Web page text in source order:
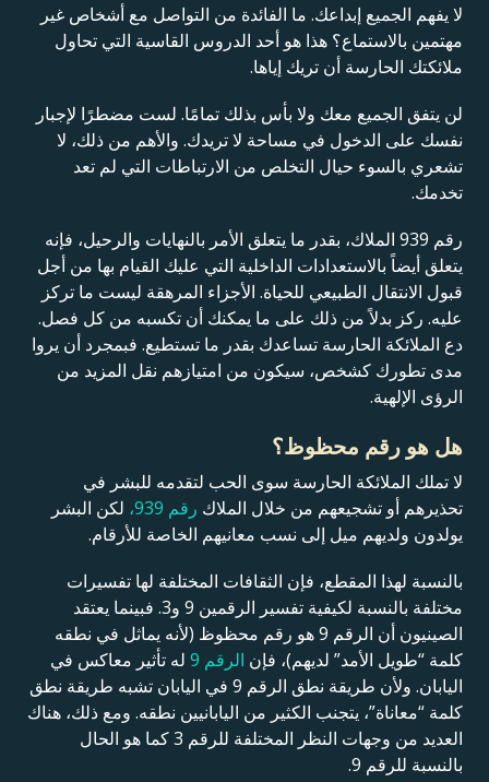
لا يفهم الجميع إبداعك. ما الفائدة من التواصل مع أشخاص غير
مهتمين بالاستماع؟ هذا هو أحد الدروس القاسية التي تحاول
ملائكتك الحارسة أن تريك إياها.
لن يتفق الجميع معك ولا بأس بذلك تمامًا. لست مضطرًا لإجبار
نفسك على الدخول في مساحة لا تريدك. والأهم من ذلك، لا
تشعري بالسوء حيال التخلص من الارتباطات التي لم تعد
تخدمك.
رقم 939 الملاك، بقدر ما يتعلق الأمر بالنهايات والرحيل، فإنه
يتعلق أيضاً بالاستعدادات الداخلية التي عليك القيام بها من أجل
قبول الانتقال الطبيعي للحياة. الأجزاء المرهقة ليست ما تركز
عليه. ركز بدلاً من ذلك على ما يمكنك أن تكسبه من كل فصل.
دع الملائكة الحارسة تساعدك بقدر ما تستطيع. فبمجرد أن يروا
مدى تطورك كشخص، سيكون من امتيازهم نقل المزيد من
الرؤى الإلهية.
هل هو رقم محظوظ؟
لا تملك الملائكة الحارسة سوى الحب لتقدمه للبشر في
تحذيرهم أو تشجيعهم من خلال الملاك رقم 939،
لكن البشر
يولدون ولديهم ميل إلى نسب معانيهم الخاصة للأرقام.
بالنسبة لهذا المقطع، فإن الثقافات المختلفة لها تفسيرات
مختلفة بالنسبة لكيفية تفسير الرقمين 9 و3. فبينما يعتقد
الصينيون أن الرقم 9 هو رقم محظوظ (لأنه يماثل في نطقه
كلمة “طويل الأمد” لديهم)، فإن الرقم 9
له تأثير معاكس في
اليابان. ولأن طريقة نطق الرقم 9 في اليابان تشبه طريقة نطق
كلمة “معاناة”، يتجنب الكثير من اليابانيين نطقه. ومع ذلك، هناك
العديد من وجهات النظر المختلفة للرقم 3 كما هو الحال
بالنسبة للرقم 9.